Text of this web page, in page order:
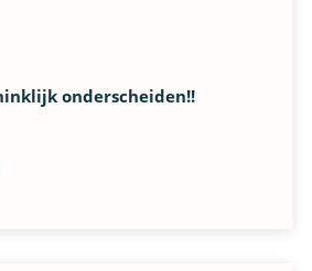
onderscheiden!!